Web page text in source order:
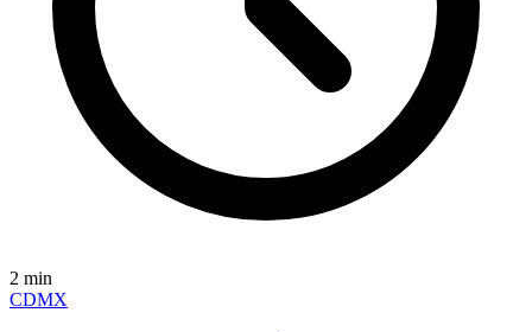
2 min
CDMX